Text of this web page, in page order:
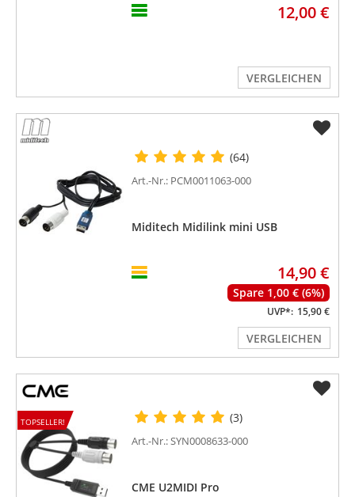
12,00 €
VERGLEICHEN
(64)
Art.-Nr.: PCM0011063-000
Miditech Midilink mini USB
14,90 €
Spare 1,00 € (6%)
UVP*: 15,90 €
VERGLEICHEN
TOPSELLER! (3)
Art.-Nr.: SYN0008633-000
CME U2MIDI Pro